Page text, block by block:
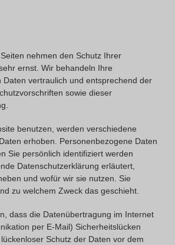
nehmen den Schutz Ihrer
ernst. Wir behandeln Ihre
Daten vertraulich und entsprechend der
sowie dieser
benutzen, werden verschiedene
erhoben. Personenbezogene Daten
Sie persönlich identifiziert werden
Datenschutzerklärung erläutert,
und wofür wir sie nutzen. Sie
zu welchem Zweck das geschieht.
dass die Datenübertragung im Internet
per E-Mail) Sicherheitslücken
Schutz der Daten vor dem